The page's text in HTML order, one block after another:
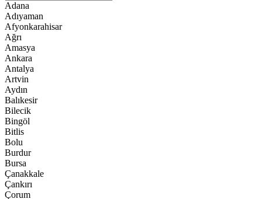
Adana
Adıyaman
Afyonkarahisar
Ağrı
Amasya
Ankara
Antalya
Artvin
Aydın
Balıkesir
Bilecik
Bingöl
Bitlis
Bolu
Burdur
Bursa
Çanakkale
Çankırı
Çorum